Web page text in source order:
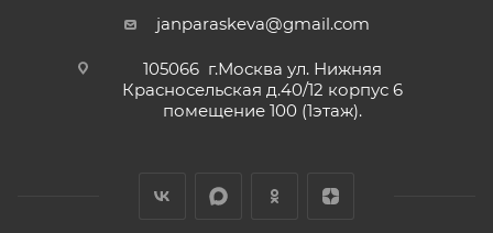
janparaskeva@gmail.com
105066 г.Москва ул. Нижняя
Красносельская д.40/12 корпус 6
помещение 100 (1этаж).